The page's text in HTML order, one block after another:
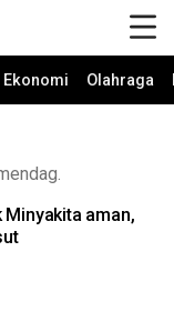
Ekonomi Olahraga
aman,